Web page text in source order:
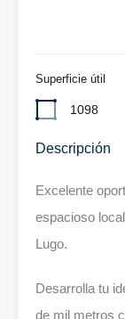
Superficie útil
1098
Descripción
Excelente
espacioso
Lugo.
Desarrolla tu
de mil metros